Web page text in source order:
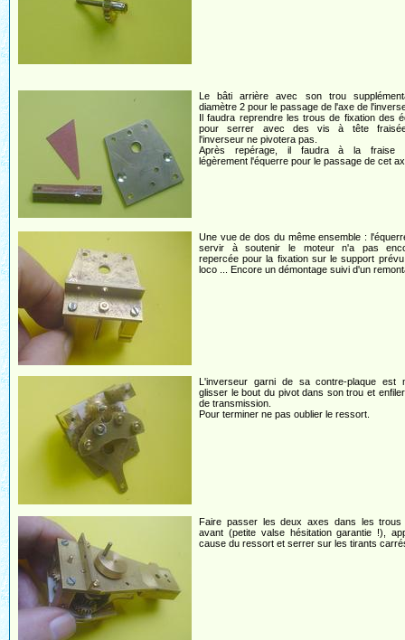
Le bâti arrière avec son trou
diamètre 2 pour le passage de l'axe de
Il faudra reprendre les trous de fixation des
pour serrer avec des vis à tête
l'inverseur ne pivotera pas.
Après repérage, il faudra à la fraise
légèrement l'équerre pour le passage de cet
Une vue de dos du même ensemble :
servir à soutenir le moteur n'a pas
repercée pour la fixation sur le support
loco ... Encore un démontage suivi d'un
L'inverseur garni de sa contre-plaque est
glisser le bout du pivot dans son trou et
de transmission.
Pour terminer ne pas oublier le ressort.
Faire passer les deux axes dans les trous
avant (petite valse hésitation garantie !),
cause du ressort et serrer sur les tirants